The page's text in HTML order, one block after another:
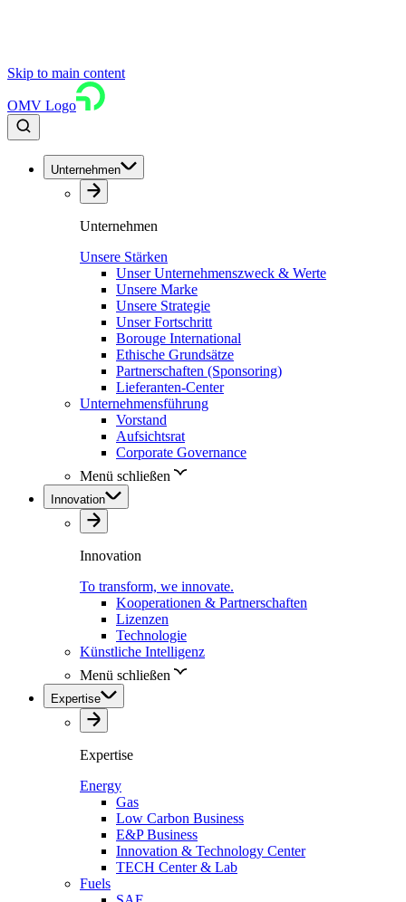
Skip to main content
OMV Logo
Unternehmen
Unternehmen
Unsere Stärken
Unser Unternehmenszweck & Werte
Unsere Marke
Unsere Strategie
Unser Fortschritt
Borouge International
Ethische Grundsätze
Partnerschaften (Sponsoring)
Lieferanten-Center
Unternehmensführung
Vorstand
Aufsichtsrat
Corporate Governance
Menü schließen
Innovation
Innovation
To transform, we innovate.
Kooperationen & Partnerschaften
Lizenzen
Technologie
Künstliche Intelligenz
Menü schließen
Expertise
Expertise
Energy
Gas
Low Carbon Business
E&P Business
Innovation & Technology Center
TECH Center & Lab
Fuels